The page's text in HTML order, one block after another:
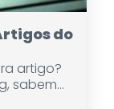
do
artigo?
sabem...